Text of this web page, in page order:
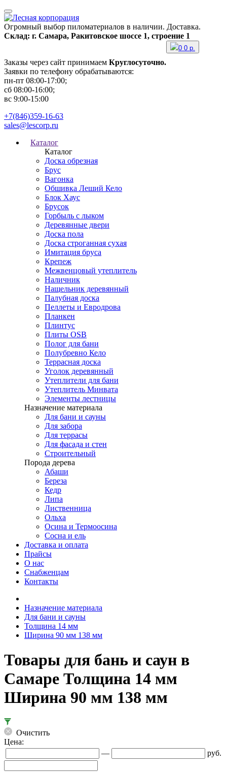
Огромный выбор пиломатериалов в наличии. Доставка.
Склад: г. Самара, Ракитовское шоссе 1, строение 1
Заказы через сайт принимаем Круглосуточно.
Заявки по телефону обрабатываются:
пн-пт 08:00-17:00;
сб 08:00-16:00;
вс 9:00-15:00
0 0 р.
+7(846)359-16-63
sales@lescorp.ru
Каталог
Каталог
Доска обрезная
Брус
Вагонка
Обшивка Леший Кело
Блок Хаус
Брусок
Горбыль с лыком
Деревянные двери
Доска пола
Доска строганная сухая
Имитация бруса
Крепеж
Межвенцовый утеплитель
Наличник
Нащельник деревянный
Палубная доска
Пеллеты и Евродрова
Планкен
Плинтус
Плиты OSB
Полог для бани
Полубревно Кело
Террасная доска
Уголок деревянный
Утеплители для бани
Утеплитель Минвата
Элементы лестницы
Назначение материала
Для бани и сауны
Для забора
Для террасы
Для фасада и стен
Строительный
Порода дерева
Абаши
Береза
Кедр
Липа
Лиственница
Ольха
Осина и Термоосина
Сосна и ель
Доставка и оплата
Прайсы
О нас
Снабженцам
Контакты
Назначение материала
Для бани и сауны
Толщина 14 мм
Ширина 90 мм 138 мм
Товары для бань и саун в
Самаре Толщина 14 мм
Ширина 90 мм 138 мм
Очистить
Цена:
—
руб.